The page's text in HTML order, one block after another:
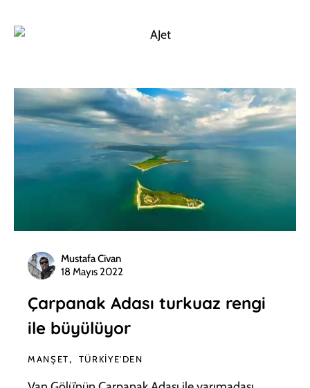
Mustafa Civan
18 Mayıs 2022
Çarpanak Adası turkuaz rengi
ile büyülüyor
MANŞET TÜRKIYE'DEN